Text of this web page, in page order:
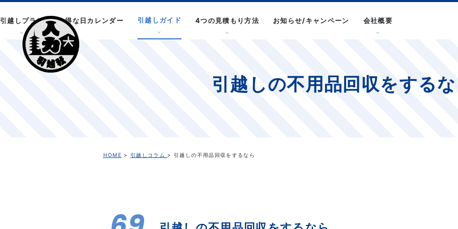
引越しプラン お得な日カレンダー 引越しガイド 4つの見積もり方法 お知らせ/キャンペーン 会社概要
引越しの不用品回収をする
HOME > 引越しコラム > 引越しの不用品回収をするなら